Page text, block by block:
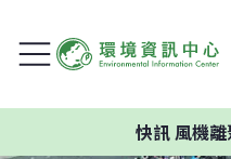
風機離聚落